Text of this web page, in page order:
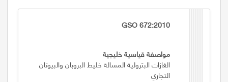
GSO 672:2010
مواصفة قياسية خليجية
الغازات البترولية المسالة خليط البروبان والبيوتان
التجاري